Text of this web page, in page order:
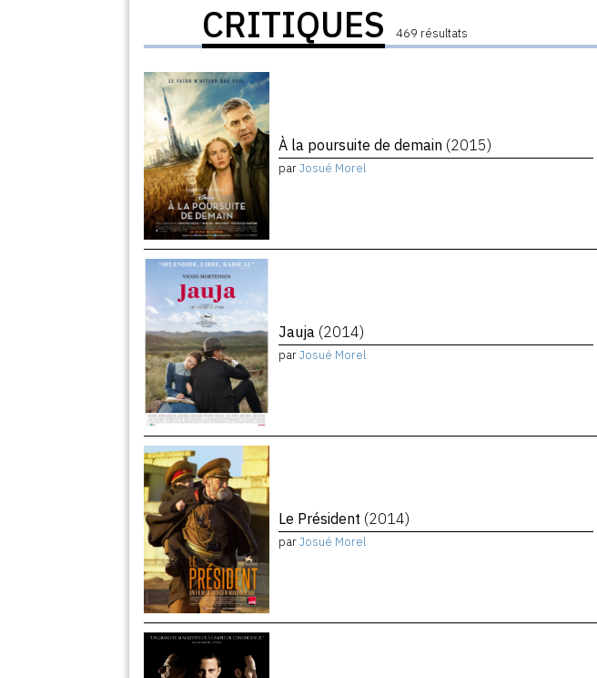
CRITIQUES 469 résultats
À la poursuite de demain (2015)
parJosué Morel
Jauja (2014)
parJosué Morel
Le Président (2014)
parJosué Morel